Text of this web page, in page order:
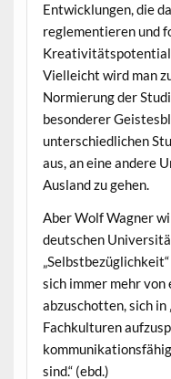
Entwicklungen, die
reglementieren und
Kreativitätspotential
Vielleicht wird man
Normierung der
besonderer
unterschiedlichen
aus, an eine andere
Ausland zu gehen.
Aber Wolf Wagner
deutschen
sich immer mehr
abzuschotten, sich
Fachkulturen
sind.“ (ebd.)